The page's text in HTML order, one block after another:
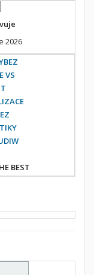
2026
VS
BEST